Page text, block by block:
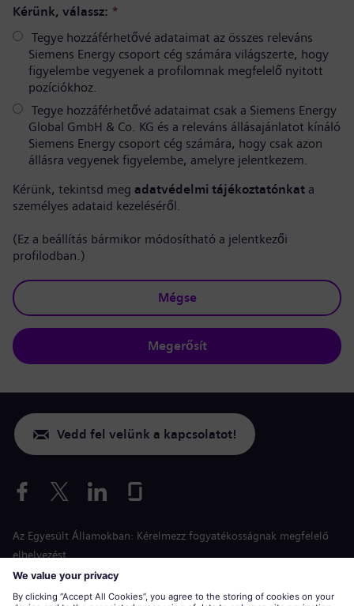
Kérünk, válassz: *
Tegye hozzáférhetővé adataimat az összes releváns
Siemens Energy csoport cég számára világszerte, hogy
figyelembe vegyenek a profilomnak megfelelő nyitott
pozíciókhoz.
Tegye hozzáférhetővé adataimat csak a Siemens Energy
Global GmbH & Co. KG és a releváns állásajánlatot kínáló
Siemens Energy csoport cég számára, hogy csak azon
állásra vegyenek figyelembe, amelyre jelentkezem.
Kérünk, tekintsd meg adatvédelmi tájékoztatónkat a
személyes adataid kezeléséről.
(Ez a beállítás bármikor módosítható a jelentkezői
profilodban.)
Mégse
Megerősít
Vedd fel velünk a kapcsolatot!
Az Egyesült Államokban: Kérelmezz fogyatékosságnak megfelelő
elhelyezést
Esélyegyenlőség a jelentkezés során
siemens-energy.comGlobális weboldal